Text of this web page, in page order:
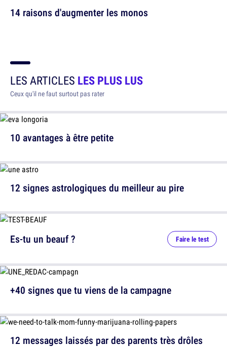
14 raisons d'augmenter les monos
LES ARTICLES LES PLUS LUS
Ceux qu'il ne faut surtout pas rater
10 avantages à être petite
12 signes astrologiques du meilleur au pire
12 messages laissés par des parents très drôles
Es-tu un beauf ? Faire le test
+40 signes que tu viens de la campagne